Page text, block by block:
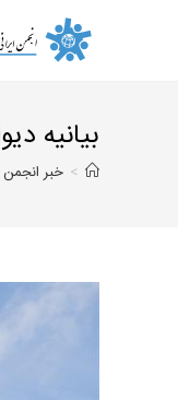
بیانیه
> خبر انجمن